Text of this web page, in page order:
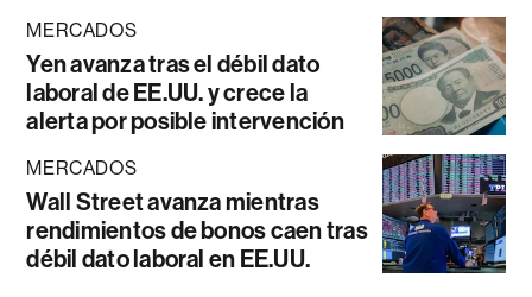
MERCADOS
Yen avanza tras el débil dato
laboral de EE.UU. y crece la
alerta por posible intervención
MERCADOS
Wall Street avanza mientras
rendimientos de bonos caen tras
débil dato laboral en EE.UU.